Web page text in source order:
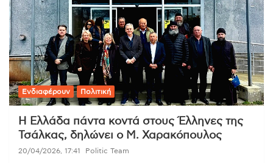
Ενδιαφέρουν Πολιτική
Η Ελλάδα πάντα κοντά στους Έλληνες της
Τσάλκας, δηλώνει ο Μ. Χαρακόπουλος
20/04/2026, 17:41 Politic Team